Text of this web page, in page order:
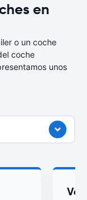
en
o un coche
coche
unos